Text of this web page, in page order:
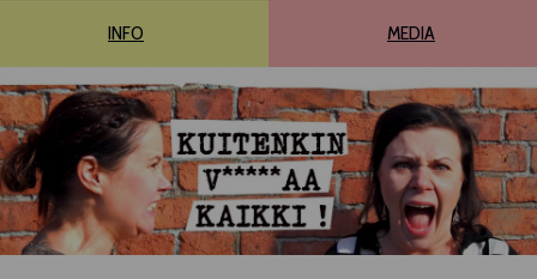
INFO MEDIA
PÄÄOHJELMISTO
TELTTALAB